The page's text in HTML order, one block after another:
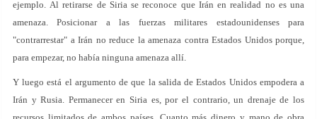
ejemplo. Al retirarse de Siria se reconoce que Irán en realidad no es una
amenaza. Posicionar a las fuerzas militares estadounidenses para
"contrarrestar" a Irán no reduce la amenaza contra Estados Unidos porque,
para empezar, no había ninguna amenaza allí.
Y luego está el argumento de que la salida de Estados Unidos empodera a
Irán y Rusia. Permanecer en Siria es, por el contrario, un drenaje de los